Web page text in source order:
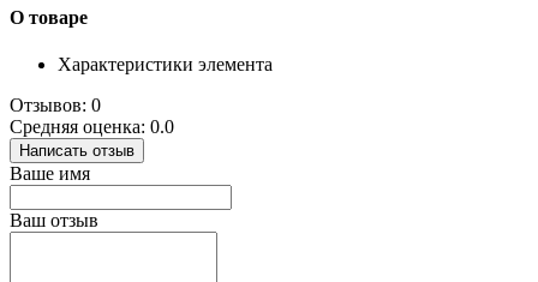
О товаре
Характеристики элемента
Отзывов: 0
Средняя оценка: 0.0
Написать отзыв
Ваше имя
Ваш отзыв